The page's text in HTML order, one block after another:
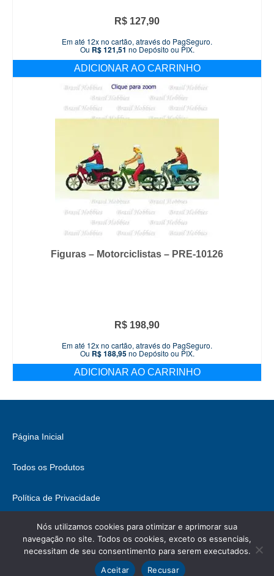
R$ 127,90
Em até 12x no cartão, através do PagSeguro.
Ou R$121,51 no Depósito ou PIX.
ADICIONAR AO CARRINHO
Figuras – Motorciclistas – PRE-10126
R$ 198,90
Em até 12x no cartão, através do PagSeguro.
Ou R$188,95no Depósito ou PIX.
ADICIONAR AO CARRINHO
Página Inicial
Todos os Produtos
Política de Privacidade
Fale Conosco
© 2026 Brasil Hobbies - WordPress Theme byKadence WP
, podem conter direitos.
Nós utilizamos cookies para otimizar e aprimorar sua
navegação no site. Todos os cookies, exceto os essenciais,
necessitam de seu consentimento para serem executados.
Aceitar
Recusar